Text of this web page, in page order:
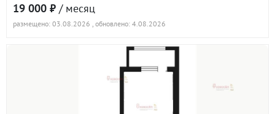
19 000 ₽ / месяц
размещено: 03.08.2026 , обновлено: 4.08.2026